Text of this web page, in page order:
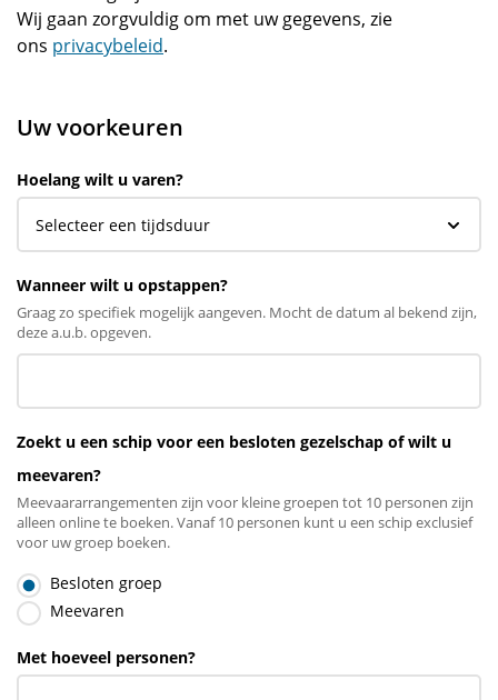
Wij gaan zorgvuldig om met uw gegevens, zie
ons privacybeleid.
Uw voorkeuren
Hoelang wilt u varen?
Wanneer wilt u opstappen?
Graag zo specifiek mogelijk aangeven. Mocht de datum al bekend zijn,
deze a.u.b. opgeven.
Zoekt u een schip voor een besloten gezelschap of wilt u
meevaren?
Meevaararrangementen zijn voor kleine groepen tot 10 personen zijn
alleen online te boeken. Vanaf 10 personen kunt u een schip exclusief
voor uw groep boeken.
Besloten groep
Meevaren
Met hoeveel personen?